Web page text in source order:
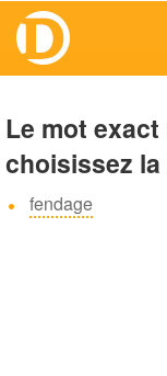
Le mot
choisissez
fendage